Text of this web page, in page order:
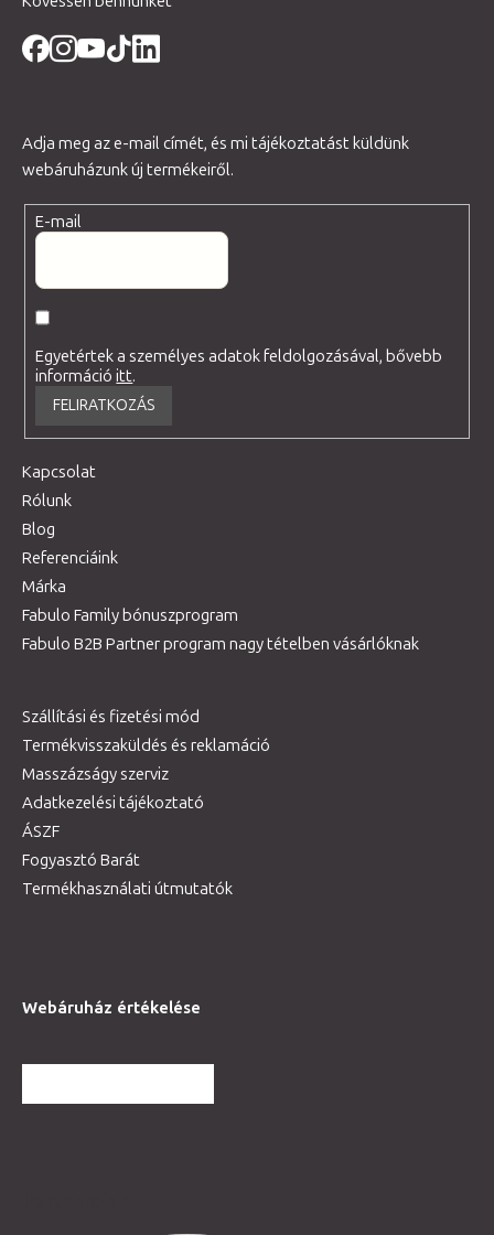
Adja meg az e-mail címét, és mi tájékoztatást küldünk
webáruházunk új termékeiről.
E-mail
Egyetértek a személyes adatok feldolgozásával, bővebb
információitt.
FELIRATKOZÁS
Kapcsolat
Rólunk
Blog
Referenciáink
Márka
Fabulo Family bónuszprogram
Fabulo B2B Partner program nagy tételben vásárlóknak
Szállítási és fizetési mód
Termékvisszaküldés és reklamáció
Masszázságy szerviz
Adatkezelési tájékoztató
ÁSZF
Fogyasztó Barát
Termékhasználati útmutatók
Webáruház értékelése